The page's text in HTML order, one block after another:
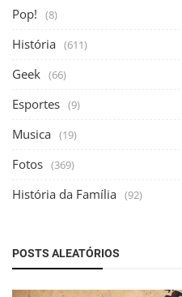
Pop! (8)
História (611)
Geek (66)
Esportes (9)
Musica (19)
Fotos (369)
História da Família (92)
POSTS ALEATÓRIOS